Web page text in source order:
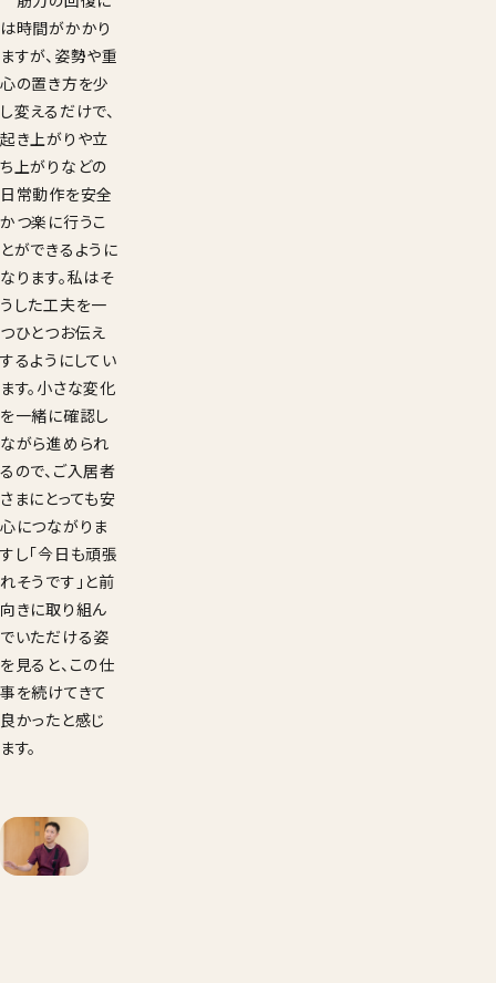
は時間がかかり
ますが、姿勢や重
心の置き方を少
し変えるだけで、
起き上がりや立
ち上がりなどの
日常動作を安全
かつ楽に行うこ
とができるように
なります。私はそ
うした工夫を一
つひとつお伝え
するようにしてい
ます。小さな変化
を一緒に確認し
ながら進められ
るので、ご入居者
さまにとっても安
心につながりま
すし「今日も頑張
れそうです」と前
向きに取り組ん
でいただける姿
を見ると、この仕
事を続けてきて
良かったと感じ
ます。